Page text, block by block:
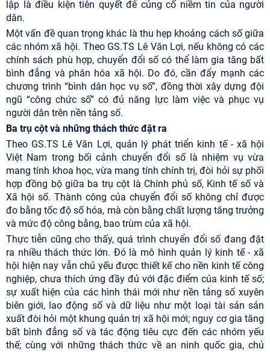
lập là điều kiện tiên quyết để củng cố niềm tin của người
dân.
Một vấn đề quan trọng khác là thu hẹp khoảng cách số giữa
các nhóm xã hội. Theo GS.TS Lê Văn Lợi, nếu không có các
chính sách phù hợp, chuyển đổi số có thể làm gia tăng bất
bình đẳng và phân hóa xã hội. Do đó, cần đẩy mạnh các
chương trình “bình dân học vụ số”, đồng thời xây dựng đội
ngũ “công chức số” có đủ năng lực làm việc và phục vụ
người dân trên nền tảng số.
Ba trụ cột và những thách thức đặt ra
Theo GS.TS Lê Văn Lợi, quản lý phát triển kinh tế - xã hội
Việt Nam trong bối cảnh chuyển đổi số là nhiệm vụ vừa
mang tính khoa học, vừa mang tính chính trị, đòi hỏi sự phối
hợp đồng bộ giữa ba trụ cột là Chính phủ số, Kinh tế số và
Xã hội số. Thành công của chuyển đổi số không chỉ được
đo bằng tốc độ số hóa, mà còn bằng chất lượng tăng trưởng
và mức độ công bằng, bao trùm của xã hội.
Thực tiễn cũng cho thấy, quá trình chuyển đổi số đang đặt
ra nhiều thách thức lớn. Đó là mô hình quản lý kinh tế - xã
hội hiện nay vẫn chủ yếu được thiết kế cho nền kinh tế công
nghiệp, chưa thích ứng đầy đủ với đặc điểm của kinh tế số;
sự xuất hiện của các hình thái mới như nền tảng số xuyên
biên giới, lao động số và dữ liệu như một loại tài sản sản
xuất đòi hỏi một khung quản trị xã hội mới; nguy cơ gia tăng
bất bình đẳng số và tác động tiêu cực đến các nhóm yếu
thế; cùng với những thách thức về an ninh quốc gia, chủ